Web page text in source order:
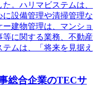
。ハリマビステムは、
設備管理や清掃管理な
建物管理は、マンショ
等に関する業務、不動産
ムは、「将来を見据え
総合企業のTECサ